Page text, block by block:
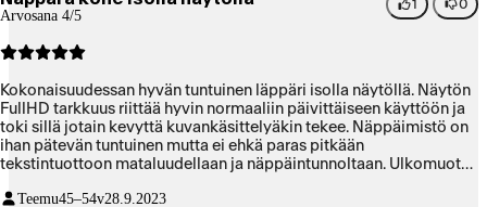
Arvosana 4/5
1 0
Kokonaisuudessan hyvän tuntuinen läppäri isolla näytöllä. Näytön
FullHD tarkkuus riittää hyvin normaaliin päivittäiseen käyttöön ja
toki sillä jotain kevyttä kuvankäsittelyäkin tekee. Näppäimistö on
ihan pätevän tuntuinen mutta ei ehkä paras pitkään
tekstintuottoon mataluudellaan ja näppäintunnoltaan. Ulkomuoto
laukkuun mahtuu. Windows 11 S ei ehkä suoraan paketista ole
Teemu45–54v28.9.2023